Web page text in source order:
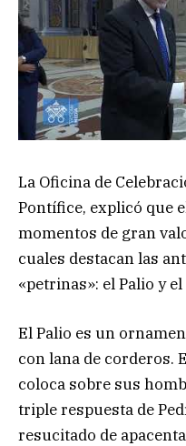
La Oficina de
Pontífice, explicó que
momentos de gran
cuales destacan las
«petrinas»: el Palio y
El Palio es un
con lana de corderos.
coloca sobre sus
triple respuesta de
resucitado de